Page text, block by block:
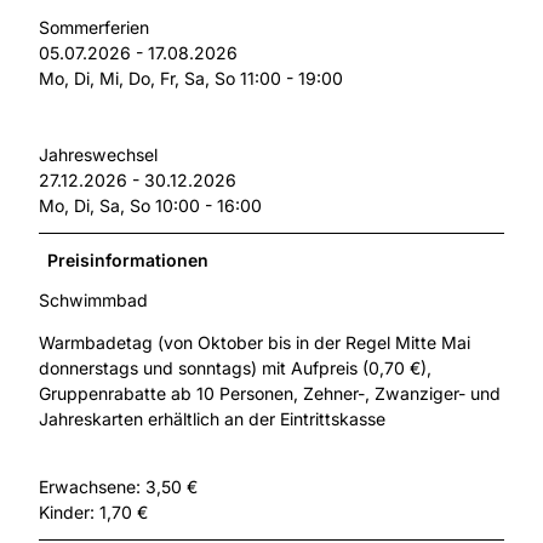
Sommerferien
05.07.2026 - 17.08.2026
Mo, Di, Mi, Do, Fr, Sa, So 11:00 - 19:00
Jahreswechsel
27.12.2026 - 30.12.2026
Mo, Di, Sa, So 10:00 - 16:00
Preisinformationen
Schwimmbad
Warmbadetag (von Oktober bis in der Regel Mitte Mai
donnerstags und sonntags) mit Aufpreis (0,70 €),
Gruppenrabatte ab 10 Personen, Zehner-, Zwanziger- und
Jahreskarten erhältlich an der Eintrittskasse
Erwachsene: 3,50 €
Kinder: 1,70 €